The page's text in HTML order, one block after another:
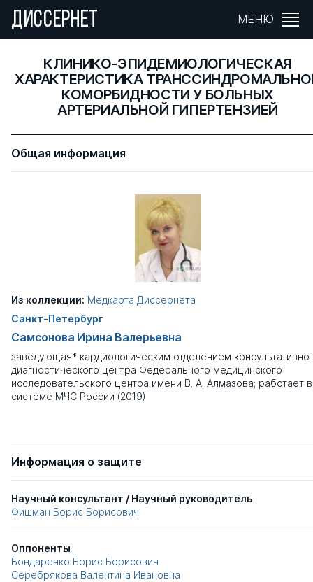
ДИССЕРНЕТ МЕНЮ
КЛИНИКО-ЭПИДЕМИОЛОГИЧЕСКАЯ
ХАРАКТЕРИСТИКА
КОМОРБИДНОСТИ У БОЛЬНЫХ
АРТЕРИАЛЬНОЙ ГИПЕРТЕНЗИЕЙ
Общая информация
Из коллекции: Медкарта Диссернета
Санкт-Петербург
Самсонова Ирина Валерьевна
заведующая* кардиологическим отделением консультативно-
диагностического центра Федерального медицинского
исследовательского центра имени В. А. Алмазова; работает в
системе МЧС России (2019)
Информация о защите
Научный консультант / Научный руководитель
Фишман Борис Борисович
Оппоненты
Бондаренко Борис Борисович
Серебрякова Валентина Ивановна